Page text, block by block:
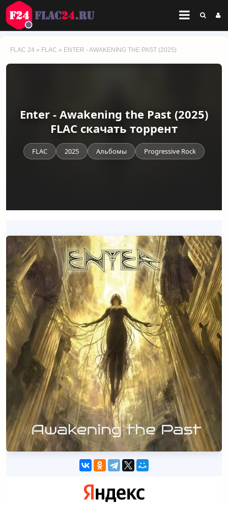
FLAC 24 » FLAC » ENTER - AWAKENING THE PAST (2025)
Enter - Awakening the Past (2025)
FLAC скачать торрент
FLAC 2025 Альбомы Progressive Rock